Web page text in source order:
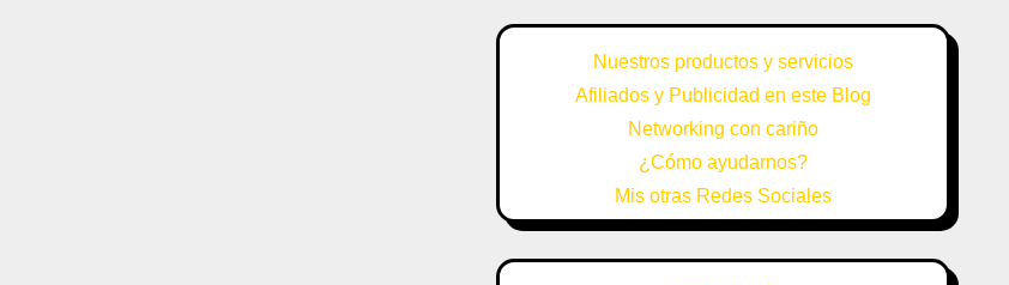
Nuestros productos y servicios
Afiliados y Publicidad en este Blog
Networking con cariño
¿Cómo ayudarnos?
Mis otras Redes Sociales